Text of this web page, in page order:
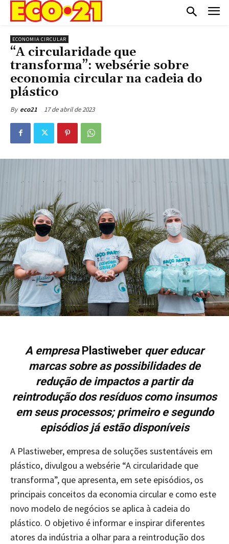
ECONOMIA CIRCULAR
“A circularidade que
transforma”: websérie sobre
economia circular na cadeia do
plástico
By eco21 17 de abril de 2023
A empresa Plastiweber quer educar
marcas sobre as possibilidades de
redução de impactos a partir da
reintrodução dos resíduos como insumos
em seus processos; primeiro e segundo
episódios já estão disponíveis
A Plastiweber, empresa de soluções sustentáveis em
plástico, divulgou a websérie “A circularidade que
transforma”, que apresenta, em sete episódios, os
principais conceitos da economia circular e como este
novo modelo de negócios se aplica à cadeia do
plástico. O objetivo é informar e inspirar diferentes
atores da indústria a olhar para a reintrodução dos